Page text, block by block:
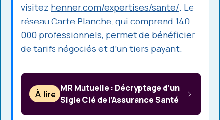
visitez henner.com/expertises/sante/. Le
réseau Carte Blanche, qui comprend 140
000 professionnels, permet de bénéficier
de tarifs négociés et d’un tiers payant.
À lire
MR Mutuelle : Décryptage d’un
Sigle Clé de l’Assurance Santé